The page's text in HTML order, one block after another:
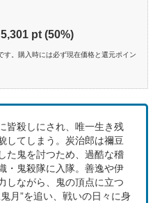
pt (50%)
。購入時には必ず現在価格と還元ポイン
皆殺しにされ、唯一生き残
してしまう。炭治郎は禰豆
た鬼を討つため、過酷な稽
・鬼殺隊に入隊。善逸や伊
しながら、鬼の頂点に立つ
月”を追い、戦いの日々に身